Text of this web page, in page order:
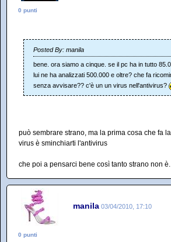
0 punti
Posted By: manila
bene. ora siamo a cinque. se il pc ha in tutto
lui ne ha analizzati 500.000 e oltre? che fa
senza avvisare?? c'è un un virus nell'antivirus?
può sembrare strano, ma la prima cosa che fa
virus è sminchiarti l'antivirus
che poi a pensarci bene così tanto strano non è.
manila 03/04/2010, 17:10
0 punti